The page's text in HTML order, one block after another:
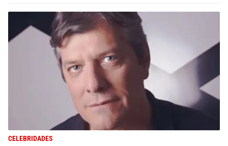
CELEBRIDADES